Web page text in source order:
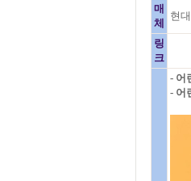
매
체
현
링
크
- 어
- 어